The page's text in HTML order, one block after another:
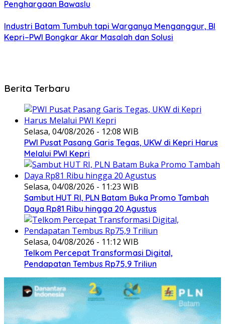
Penghargaan Bawaslu
Industri Batam Tumbuh tapi Warganya Menganggur, BI
Kepri–PWI Bongkar Akar Masalah dan Solusi
Berita Terbaru
Selasa, 04/08/2026 - 12:08 WIB
PWI Pusat Pasang Garis Tegas, UKW di Kepri Harus
Melalui PWI Kepri
Selasa, 04/08/2026 - 11:23 WIB
Sambut HUT RI, PLN Batam Buka Promo Tambah
Daya Rp81 Ribu hingga 20 Agustus
Selasa, 04/08/2026 - 11:12 WIB
Telkom Percepat Transformasi Digital,
Pendapatan Tembus Rp75,9 Triliun